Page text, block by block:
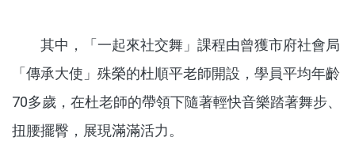
其中，「一起來社交舞」課程由曾獲市府社會局
「傳承大使」殊榮的杜順平老師開設，學員平均年齡
70多歲，在杜老師的帶領下隨著輕快音樂踏著舞步、
扭腰擺臀，展現滿滿活力。